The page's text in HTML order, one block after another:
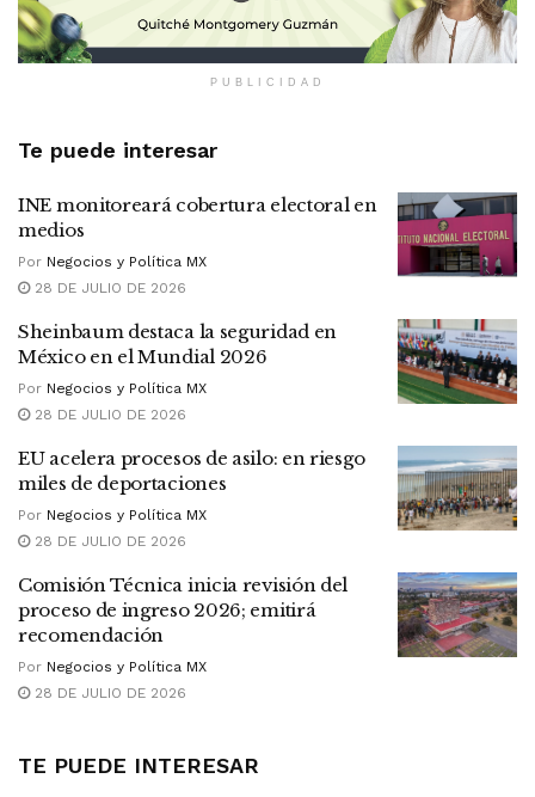
PUBLICIDAD
Te puede interesar
INE monitoreará cobertura electoral en
medios
Por Negocios y Política MX
28 DE JULIO DE 2026
Sheinbaum destaca la seguridad en
México en el Mundial 2026
Por Negocios y Política MX
28 DE JULIO DE 2026
EU acelera procesos de asilo: en riesgo
miles de deportaciones
Por Negocios y Política MX
28 DE JULIO DE 2026
Comisión Técnica inicia revisión del
proceso de ingreso 2026; emitirá
recomendación
Por Negocios y Política MX
28 DE JULIO DE 2026
TE PUEDE INTERESAR